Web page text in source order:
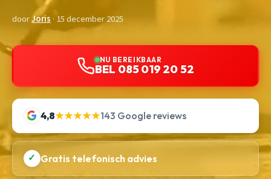
doorJoris · 15 december 2025
NU BEREIKBAAR
BEL 085 019 20 52
4,8★★★★★143 Google reviews
✓ Gratis telefonisch advies